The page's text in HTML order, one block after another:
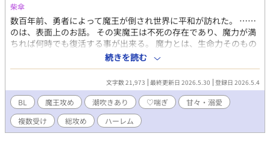
柴傘
数百年前、勇者によって魔王が倒され世界に平和が訪れた。 ……
のは、表面上のお話。 その実魔王は不死の存在であり、魔力が満
ちれば何時でも復活する事が出来る。 魔力とは、生命力そのもの
である。魔王だけは他者から魔力を吸い上げる事が出来、その中
でも最も効率がいいのは性交……そう、セックスだ。 シュレン公
爵家の次男に生まれたヨハネスには、前世の記憶がある。自分は
この国の御伽噺などで語り継がれる魔王その人であった。 ヨハネ
スは決意する。今世こそ、勇者に邪魔される事なく己の野望を叶
えると。 ヨハネスの野望は自分好みの男を何人も侍らせ、自分の
為だけの♂ハーレムを作り上げることだった！ 「気持ちよくなれ
るし、魔力も十分回収できる。私の♂ハーレムは趣味と実益を兼
続きを読む
文字数 21,973 最終更新日 2026.5.30 登録日 2026.5.4
BL 魔王攻め 潮吹きあり ♡喘ぎ
甘々・溺愛
複数受け
総攻め ハーレム